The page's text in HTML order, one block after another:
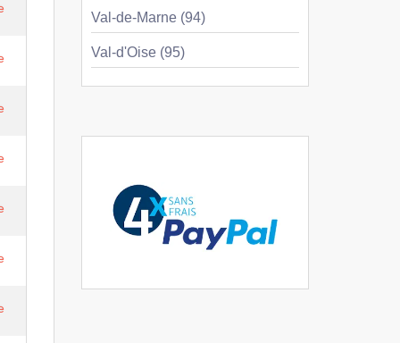
Val-de-Marne (94)
Val-d'Oise (95)